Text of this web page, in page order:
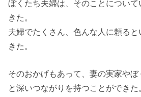
ぼくたち夫婦は、そのことについ
きた。
夫婦でたくさん、色んな人に頼る
きた。
そのおかげもあって、妻の実家や
と深いつながりを持つことができた